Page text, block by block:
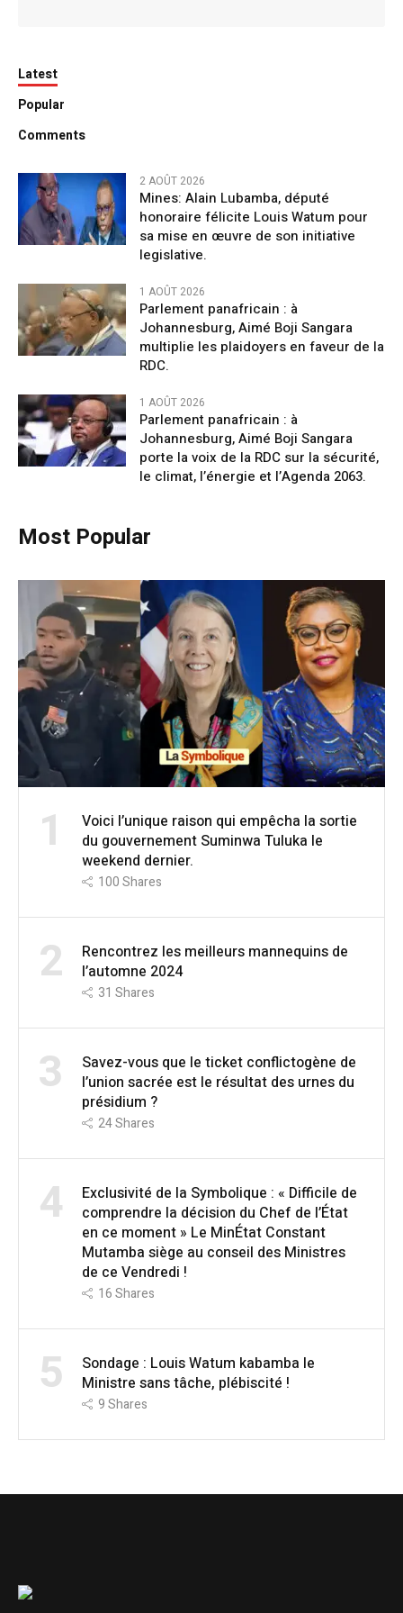
Latest
Popular
Comments
2 AOÛT 2026
Mines: Alain Lubamba, député
honoraire félicite Louis Watum pour
sa mise en œuvre de son initiative
legislative.
1 AOÛT 2026
Parlement panafricain : à
Johannesburg, Aimé Boji Sangara
multiplie les plaidoyers en faveur de la
RDC.
1 AOÛT 2026
Parlement panafricain : à
Johannesburg, Aimé Boji Sangara
porte la voix de la RDC sur la sécurité,
le climat, l’énergie et l’Agenda 2063.
Most Popular
1
Voici l’unique raison qui empêcha la sortie
du gouvernement Suminwa Tuluka le
weekend dernier.
100Shares
2
Rencontrez les meilleurs mannequins de
l’automne 2024
31 Shares
3
Savez-vous que le ticket conflictogène de
l’union sacrée est le résultat des urnes du
présidium ?
24Shares
4
Exclusivité de la Symbolique : « Difficile de
comprendre la décision du Chef de l’État
en ce moment » Le MinÉtat Constant
Mutamba siège au conseil des Ministres
de ce Vendredi !
16Shares
5
Sondage : Louis Watum kabamba le
Ministre sans tâche, plébiscité !
9Shares